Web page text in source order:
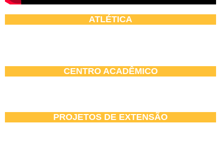
ATLÉTICA
CENTRO ACADÊMICO
PROJETOS DE EXTENSÃO